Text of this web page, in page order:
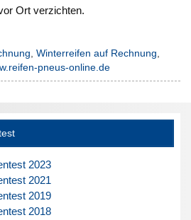
Ort verzichten.
,Winterreifen auf Rechnung
pneus-online.de
2023
2021
2019
2018